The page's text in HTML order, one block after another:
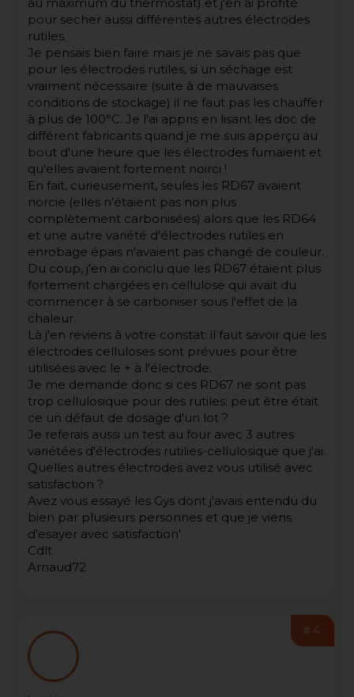
pour secher aussi différentes autres électrodes
rutiles.
Je pensais bien faire mais je ne savais pas que
pour les électrodes rutiles, si un séchage est
vraiment nécessaire (suite à de mauvaises
conditions de stockage) il ne faut pas les chauffer
à plus de 100°C. Je l'ai appris en lisant les doc de
différent fabricants quand je me suis apperçu au
bout d'une heure que les électrodes fumaient et
qu'elles avaient fortement noirci !
En fait, curieusement, seules les RD67 avaient
norcie (elles n'étaient pas non plus
complètement carbonisées) alors que les RD64
et une autre variété d'électrodes rutiles en
enrobage épais n'avaient pas changé de couleur.
Du coup, j'en ai conclu que les RD67 étaient plus
fortement chargées en cellulose qui avait du
commencer à se carboniser sous l'effet de la
chaleur.
Là j'en reviens à votre constat: il faut savoir que les
électrodes celluloses sont prévues pour être
utilisées avec le + à l'électrode.
Je me demande donc si ces RD67 ne sont pas
trop cellulosique pour des rutiles; peut être était
ce un défaut de dosage d'un lot ?
Je referais aussi un test au four avec 3 autres
variétées d'électrodes rutilies-cellulosique que j'ai.
Quelles autres électrodes avez vous utilisé avec
satisfaction ?
Avez vous essayé les Gys dont j'avais entendu du
bien par plusieurs personnes et que je viens
d'esayer avec satisfaction'
Cdlt
Arnaud72
#4